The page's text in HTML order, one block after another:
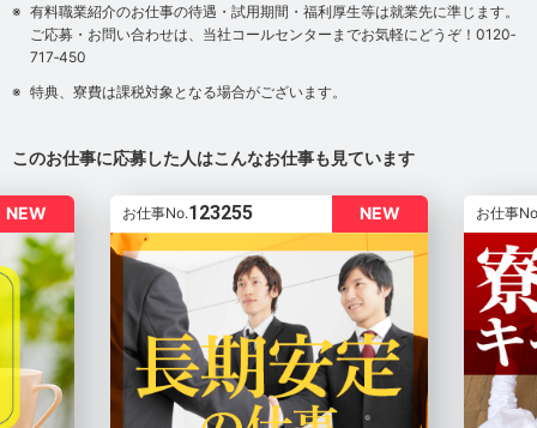
有料職業紹介のお仕事の待遇・試用期間・福利厚生等は就業先に準じます。
ご応募・お問い合わせは、当社コールセンターまでお気軽にどうぞ！0120‐
717‐450
特典、寮費は課税対象となる場合がございます。
このお仕事に応募した人はこんなお仕事も見ています
NEW NEW
お仕事No.123255 お仕事